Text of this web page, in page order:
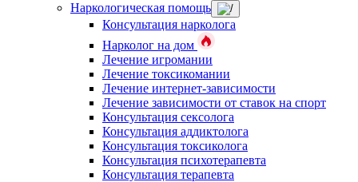
Наркологическая помощь
Консультация нарколога
Нарколог на дом
Лечение игромании
Лечение токсикомании
Лечение интернет-зависимости
Лечение зависимости от ставок на спорт
Консультация сексолога
Консультация аддиктолога
Консультация токсиколога
Консультация психотерапевта
Консультация терапевта